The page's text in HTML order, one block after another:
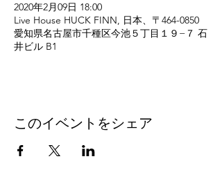
2020年2月09日 18:00
Live House HUCK FINN, 日本、〒464-0850
愛知県名古屋市千種区今池５丁目１９−７ 石
井ビル B1
このイベントをシェア